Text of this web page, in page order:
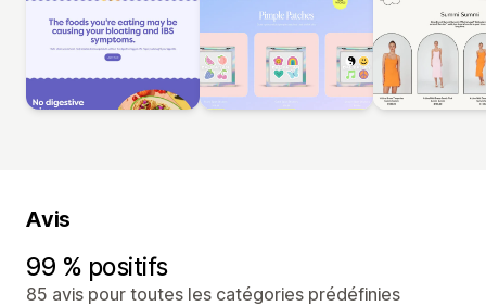
Avis
99 % positifs
85 avis pour toutes les catégories prédéfinies